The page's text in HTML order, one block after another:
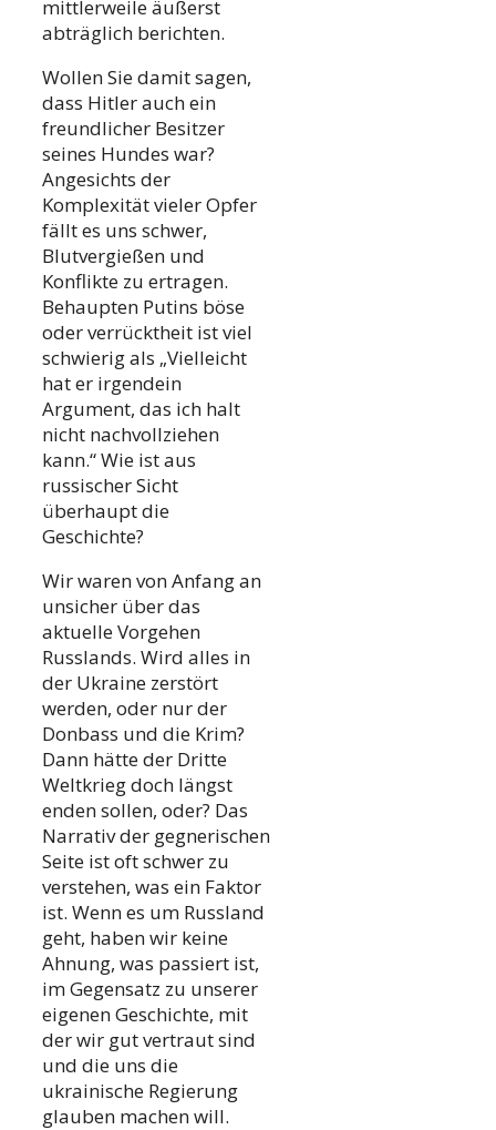
mittlerweile äußerst
abträglich berichten.
Wollen Sie damit sagen,
dass Hitler auch ein
freundlicher Besitzer
seines Hundes war?
Angesichts der
Komplexität vieler Opfer
fällt es uns schwer,
Blutvergießen und
Konflikte zu ertragen.
Behaupten Putins böse
oder verrücktheit ist viel
schwierig als „Vielleicht
hat er irgendein
Argument, das ich halt
nicht nachvollziehen
kann.“ Wie ist aus
russischer Sicht
überhaupt die
Geschichte?
Wir waren von Anfang an
unsicher über das
aktuelle Vorgehen
Russlands. Wird alles in
der Ukraine zerstört
werden, oder nur der
Donbass und die Krim?
Dann hätte der Dritte
Weltkrieg doch längst
enden sollen, oder? Das
Narrativ der gegnerischen
Seite ist oft schwer zu
verstehen, was ein Faktor
ist. Wenn es um Russland
geht, haben wir keine
Ahnung, was passiert ist,
im Gegensatz zu unserer
eigenen Geschichte, mit
der wir gut vertraut sind
und die uns die
ukrainische Regierung
glauben machen will.